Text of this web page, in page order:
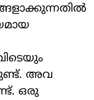
അവ
ഒരു